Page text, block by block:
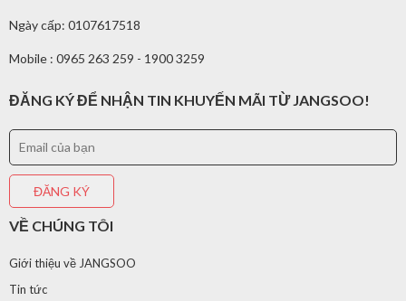
Ngày cấp: 0107617518
Mobile : 0965 263 259 - 1900 3259
ĐĂNG KÝ ĐỂ NHẬN TIN KHUYẾN MÃI TỪ JANGSOO!
VỀ CHÚNG TÔI
Giới thiệu về JANGSOO
Tin tức